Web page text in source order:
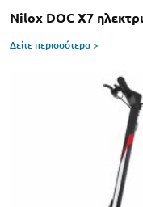
Nilox DOC X7
Δείτε περισσότερα >